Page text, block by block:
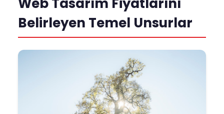
Web Tasarım Fiyatlarını
Belirleyen Temel Unsurlar